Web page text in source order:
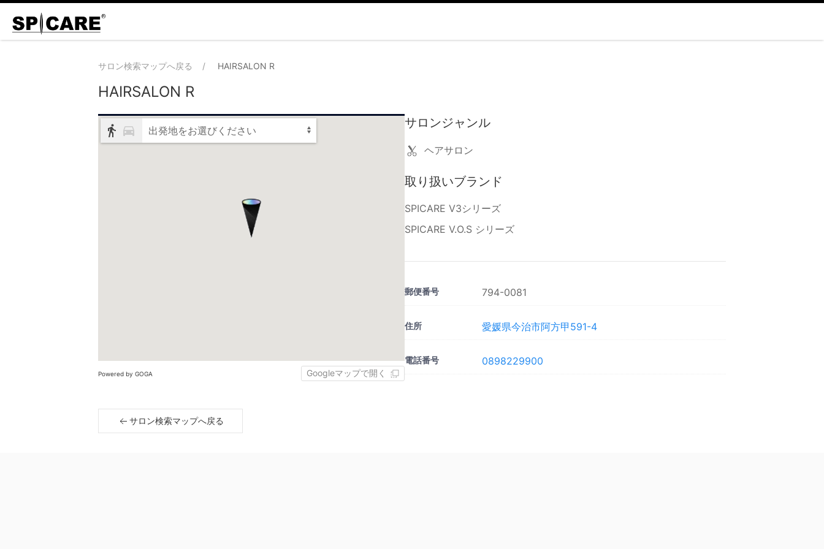
サロン検索マップへ戻る HAIRSALON R
HAIRSALON R
出発地をお選びください
Powered by GOGA Googleマップで開く
サロンジャンル
ヘアサロン
取り扱いブランド
SPICARE V3シリーズ
SPICARE V.O.S シリーズ
郵便番号 794-0081
住所 愛媛県今治市阿方甲591-4
電話番号 0898229900
サロン検索マップへ戻る